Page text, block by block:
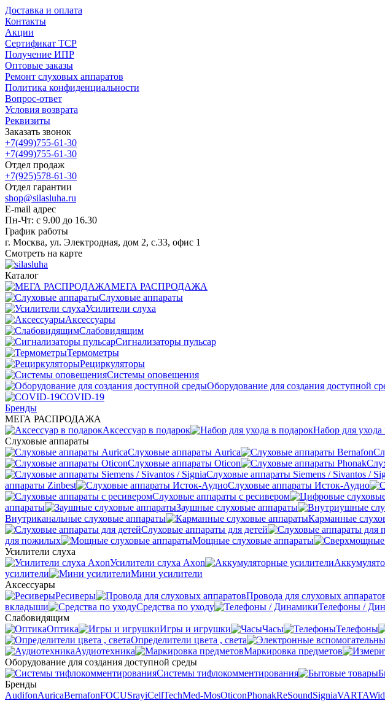
Доставка и оплата
Контакты
Акции
Сертификат ТСР
Получение ИПР
Оптовые заказы
Ремонт слуховых аппаратов
Политика конфиденциальности
Вопрос-ответ
Условия возврата
Реквизиты
Заказать звонок
+7(499)755-61-30
+7(499)755-61-30
Отдел продаж
+7(925)578-61-30
Отдел гарантии
shop@silasluha.ru
E-mail адрес
Пн-Чт: с 9.00 до 16.30
График работы
г. Москва, ул. Электродная, дом 2, с.33, офис 1
Смотреть на карте
Каталог
МЕГА РАСПРОДАЖА
Слуховые аппараты
Усилители слуха
Аксессуары
Слабовидящим
Сигнализаторы пульсар
Термометры
Рециркуляторы
Cистемы оповещения
Оборудование для создания доступной
COVID-19
Бренды
МЕГА РАСПРОДАЖА
Аксессуар в подарок
Набор для ухода
Слуховые аппараты
Слуховые аппараты Aurica
Слуховые аппараты Oticon
Слуховые аппараты Siemens / Sivantos /
аппараты Zinbest
Слуховые аппараты Исток-Аудио
Слуховые аппараты с ресивером
аппараты
Заушные слуховые аппараты
Внутриканальные слуховые аппараты
Карманные
Слуховые аппараты для детей
для пожилых
Мощные слуховые аппараты
Усилители слуха
Усилители слуха Axon
усилители
Мини усилители
Аксессуары
Ресиверы
Провода для слуховых
вкладыши
Средства по уходу Телефоны /
Слабовидящим
Оптика
Игры и игрушки Часы Телефоны
Определители цвета , света
Аудиотехника
Маркировка предметов
Оборудование для создания доступной среды
Системы тифлокомментирования
Бренды
AudifonAuricaBernafonFOCUSrayiCellTechMed-MosOticonPhonakReSoundSigniaVARTA